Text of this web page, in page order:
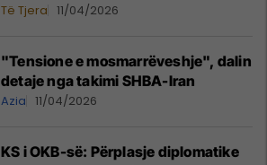
Të Tjera 11/04/2026
"Tensione e mosmarrëveshje", dalin
detaje nga takimi SHBA-Iran
Azia 11/04/2026
KS i OKB-së: Përplasje diplomatike